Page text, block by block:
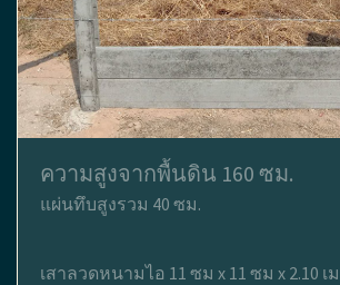
ความสูงจากพื้นดิน 160 ซม.
แผ่นทึบสูงรวม 40 ซม.
เสาลวดหนามไอ 11 ซม x 11 ซม x 2.10 เ